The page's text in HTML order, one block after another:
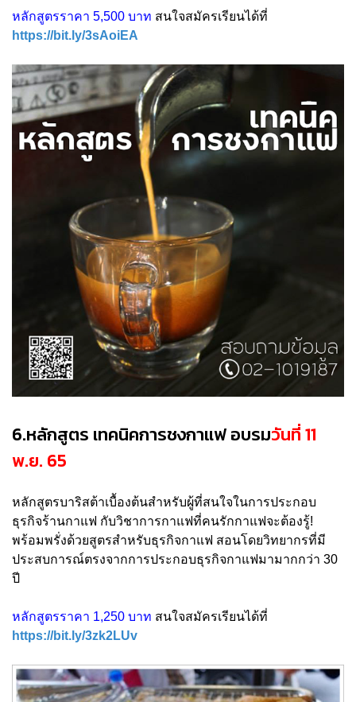
หลักสูตรราคา 5,500 บาท สนใจสมัครเรียนได้ที่
https://bit.ly/3sAoiEA
6.หลักสูตร เทคนิคการชงกาแฟ อบรมวันที่ 11
พ.ย. 65
หลักสูตรบาริสต้าเบื้องต้นสำหรับผู้ที่สนใจในการประกอบ
ธุรกิจร้านกาแฟ กับวิชาการกาแฟที่คนรักกาแฟจะต้องรู้!
พร้อมพรั่งด้วยสูตรสำหรับธุรกิจกาแฟ สอนโดยวิทยากรที่มี
ประสบการณ์ตรงจากการประกอบธุรกิจกาแฟมามากกว่า 30
ปี
หลักสูตรราคา 1,250 บาท สนใจสมัครเรียนได้ที่
https://bit.ly/3zk2LUv